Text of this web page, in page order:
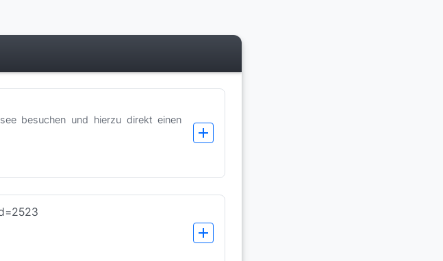
besuchen und hierzu direkt einen